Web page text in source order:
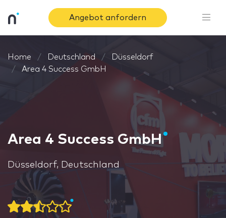
Angebot anfordern
Home Deutschland
Düsseldorf
Area 4 Success GmbH
Area 4 Success GmbH
Düsseldorf, Deutschland